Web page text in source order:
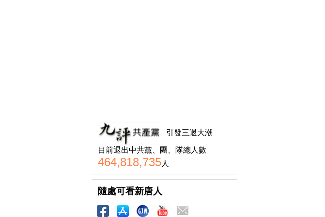
引發三退大潮
目前退出中共黨、團、隊總人數
464,818,735人
隨處可看新唐人